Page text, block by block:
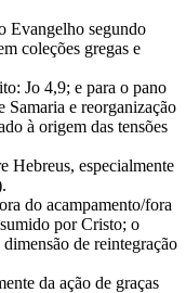
Evangelho segundo
coleções gregas e
Jo 4,9; e para o pano
e reorganização
à origem das tensões
Hebreus, especialmente
do acampamento/fora
por Cristo; o
de reintegração
da ação de graças